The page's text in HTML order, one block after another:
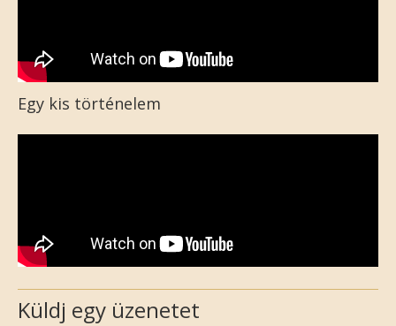
Egy kis történelem
Küldj egy üzenetet